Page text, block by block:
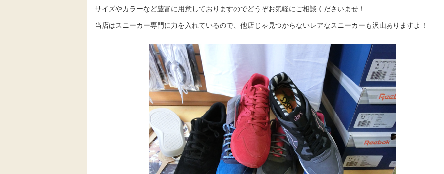
サイズやカラーなど豊富に用意しておりますのでどうぞお気軽にご相談くださいませ！
当店はスニーカー専門に力を入れているので、他店じゃ見つからないレアなスニーカーも沢山ありますよ！